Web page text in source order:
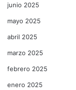
junio 2025
mayo 2025
abril 2025
marzo 2025
febrero 2025
enero 2025